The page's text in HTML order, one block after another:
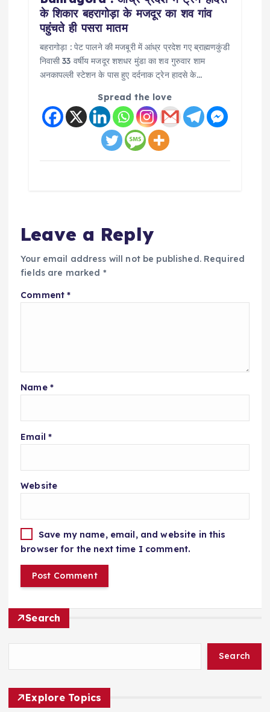
के शिकार बहरागोड़ा के मजदूर का शव गांव
पहुंचते ही पसरा मातम
बहरागोड़ा : पेट पालने की मजबूरी में आंध्र प्रदेश गए ब्राह्मणकुंडी
निवासी 33 वर्षीय मजदूर शशधर मुंडा का शव गुरुवार शाम
अनकापल्ली स्टेशन के पास हुए दर्दनाक ट्रेन हादसे के…
Spread the love
Leave a Reply
Your email address will not be published. Required
fields are marked *
Comment*
Name *
Email *
Website
Save my name, email, and website in this
browser for the next time I comment.
Search
Search
Explore Topics